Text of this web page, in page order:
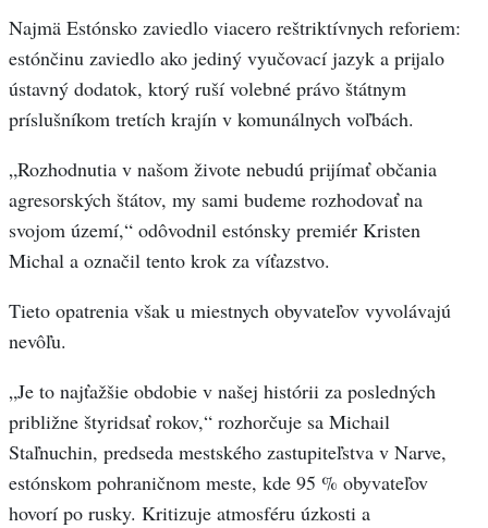
Najmä Estónsko zaviedlo viacero reštriktívnych reforiem:
estónčinu zaviedlo ako jediný vyučovací jazyk a prijalo
ústavný dodatok, ktorý ruší volebné právo štátnym
príslušníkom tretích krajín v komunálnych voľbách.
„Rozhodnutia v našom živote nebudú prijímať občania
agresorských štátov, my sami budeme rozhodovať na
svojom území,“ odôvodnil estónsky premiér Kristen
Michal a označil tento krok za víťazstvo.
Tieto opatrenia však u miestnych obyvateľov vyvolávajú
nevôľu.
„Je to najťažšie obdobie v našej histórii za posledných
približne štyridsať rokov,“ rozhorčuje sa Michail
Staľnuchin, predseda mestského zastupiteľstva v Narve,
estónskom pohraničnom meste, kde 95 % obyvateľov
hovorí po rusky. Kritizuje atmosféru úzkosti a